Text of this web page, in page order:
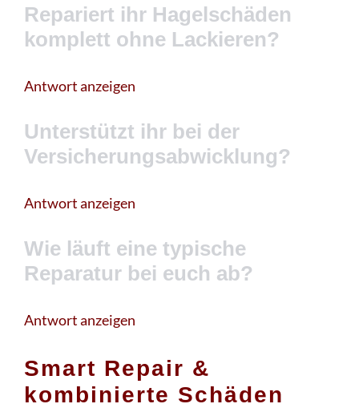
Repariert ihr Hagelschäden
komplett ohne Lackieren?
Antwort anzeigen
Unterstützt ihr bei der
Versicherungsabwicklung?
Antwort anzeigen
Wie läuft eine typische
Reparatur bei euch ab?
Antwort anzeigen
Smart Repair &
kombinierte Schäden